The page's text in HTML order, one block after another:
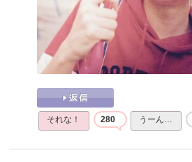
それな！ 280 うーん…